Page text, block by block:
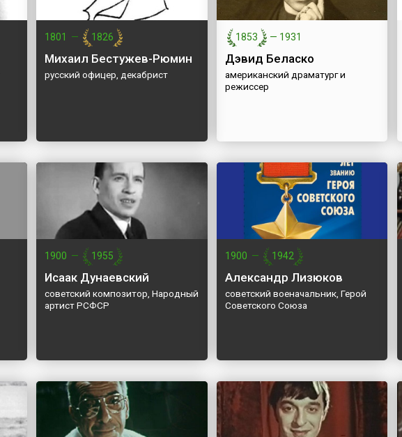
1801 — 1826
Михаил Бестужев-Рюмин
русский офицер, декабрист
1853 — 1931
Дэвид Беласко
американский драматург и
режиссер
1900 — 1955
Исаак Дунаевский
советский композитор, Народный
артист РСФСР
1900 — 1942
Александр Лизюков
советский военачальник, Герой
Советского Союза